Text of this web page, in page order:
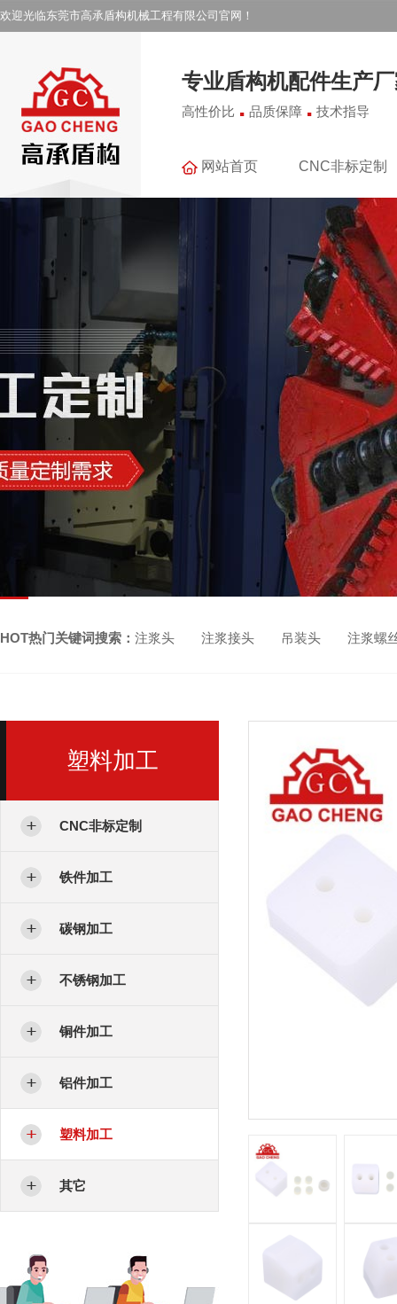
欢迎光临东莞市高承盾构机械工程有限公司官网！
专业盾构机配件生产
高性价比 . 品质保障 . 技术指导
网站首页 CNC非标定制
HOT热门关键词搜索： 注浆头 注浆接头 吊装头 注浆螺
塑料加工
CNC非标定制
铁件加工
碳钢加工
不锈钢加工
铜件加工
铝件加工
塑料加工
其它